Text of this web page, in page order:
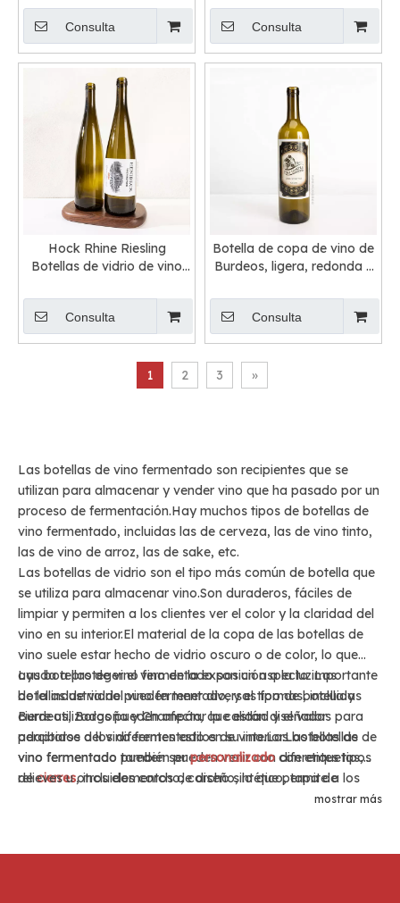
Consulta Consulta
Hock Rhine Riesling
Botellas de vidrio de vino
Consulta
Botella de copa de vino de
Burdeos, ligera, redonda y
Consulta
1 2 3 »
Las botellas de vino fermentado son recipientes que se
utilizan para almacenar y vender vino que ha pasado por un
proceso de fermentación.Hay muchos tipos de botellas de
vino fermentado, incluidas las de cerveza, las de vino tinto,
las de vino de arroz, las de sake, etc.
Las botellas de vidrio son el tipo más común de botella que
se utiliza para almacenar vino.Son duraderos, fáciles de
limpiar y permiten a los clientes ver el color y la claridad del
vino en su interior.El material de la copa de las botellas de
vino suele estar hecho de vidrio oscuro o de color, lo que
ayuda a proteger el vino de la exposición a la luz.Las
botellas de vidrio pueden tener diversas formas, incluidas
Burdeos, Borgoña y Champán, que están diseñadas para
adaptarse a los diferentes estilos de vino.Las botellas de
vino fermentado también pueden venir con diferentes tipos
decierres, incluidos corcho, corcho sintético, tapa de
Las botellas de vino fermentado son un aspecto importante
de la industria del vino fermentado, y el tipo de botella y
cierre utilizados pueden afectar la calidad y el valor
percibidos del vino fermentado en su interior.Las botellas de
vino fermentado pueden serpersonalizado con etiquetas,
relieves u otros elementos de diseño, lo que permite a los
productores de vino crear una identidad de marca única y
mostrar más